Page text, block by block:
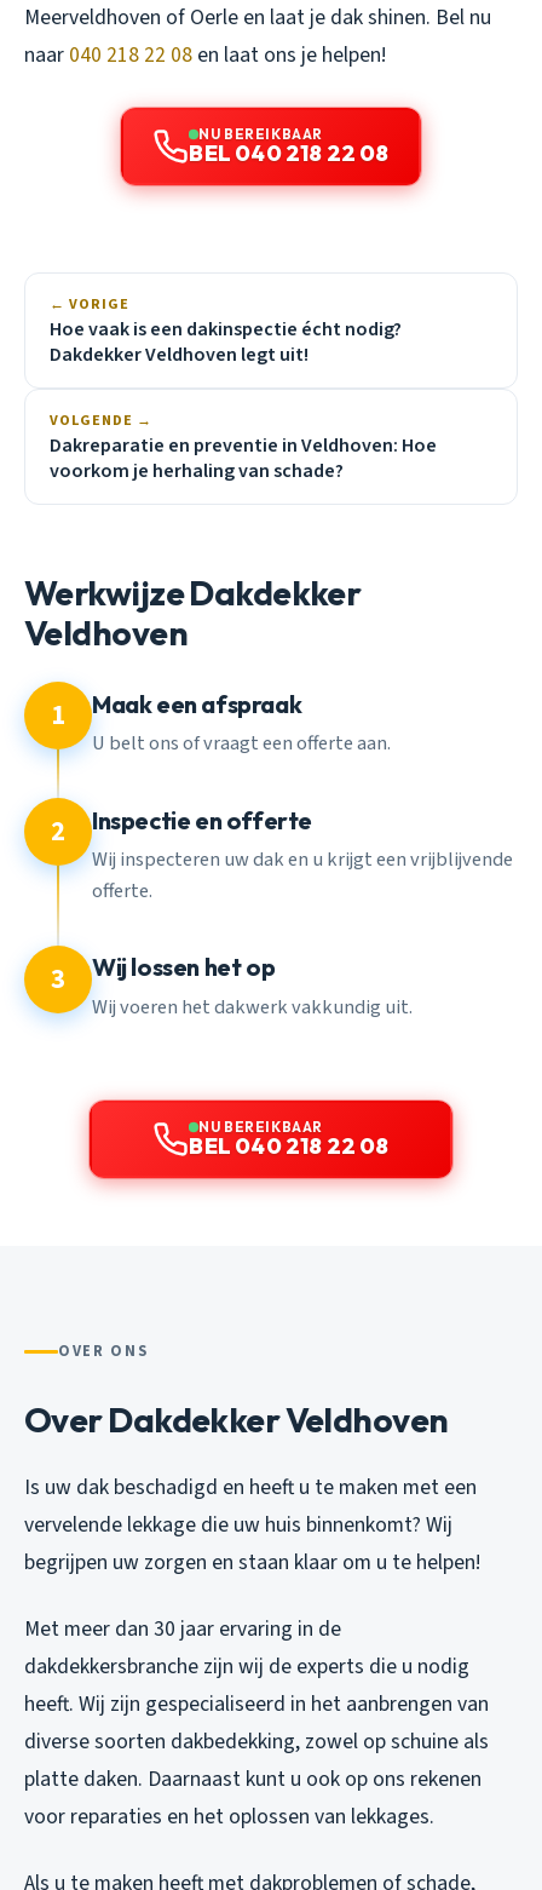
Meerveldhoven of Oerle en laat je dak shinen. Bel nu
naar 040 218 22 08 en laat ons je helpen!
NU BEREIKBAAR
BEL 040 218 22 08
← VORIGE
Hoe vaak is een dakinspectie écht nodig?
Dakdekker Veldhoven legt uit!
VOLGENDE →
Dakreparatie en preventie in Veldhoven: Hoe
voorkom je herhaling van schade?
Werkwijze Dakdekker
Veldhoven
1 Maak een afspraak
U belt ons of vraagt een offerte aan.
2 Inspectie en offerte
Wij inspecteren uw dak en u krijgt een vrijblijvende
offerte.
3 Wij lossen het op
Wij voeren het dakwerk vakkundig uit.
NU BEREIKBAAR
BEL 040 218 22 08
OVER ONS
Over Dakdekker Veldhoven
Is uw dak beschadigd en heeft u te maken met een
vervelende lekkage die uw huis binnenkomt? Wij
begrijpen uw zorgen en staan klaar om u te helpen!
Met meer dan 30 jaar ervaring in de
dakdekkersbranche zijn wij de experts die u nodig
heeft. Wij zijn gespecialiseerd in het aanbrengen van
diverse soorten dakbedekking, zowel op schuine als
platte daken. Daarnaast kunt u ook op ons rekenen
voor reparaties en het oplossen van lekkages.
Als u te maken heeft met dakproblemen of schade,